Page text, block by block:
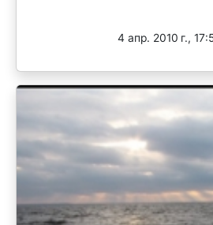
4 апр. 2010 г.,